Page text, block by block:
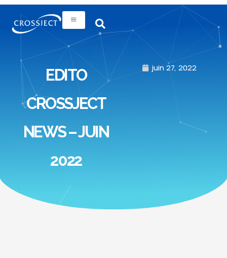
EDITO
CROSSJECT
NEWS – JUIN
2022
juin 27, 2022